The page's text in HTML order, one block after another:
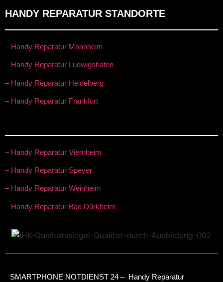
HANDY REPARATUR STANDORTE
– Handy Reparatur Mannheim
– Handy Reparatur Ludwigshafen
– Handy Reparatur Heidelberg
– Handy Reparatur Frankfurt
– Handy Reparatur Viernheim
– Handy Reparatur Speyer
– Handy Reparatur Weinheim
– Handy Reparatur Bad Dürkheim
SMARTPHONE NOTDIENST 24 – Handy Reparatur